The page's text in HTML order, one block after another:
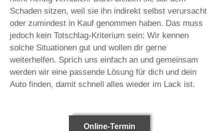
Schaden sitzen, weil sie ihn indirekt selbst verursacht
oder zumindest in Kauf genommen haben. Das muss
jedoch kein Totschlag-Kriterium sein: Wir kennen
solche Situationen gut und wollen dir gerne
weiterhelfen. Sprich uns einfach an und gemeinsam
werden wir eine passende Lösung für dich und dein
Auto finden, damit schnell alles wieder im Lack ist.
Online-Termin